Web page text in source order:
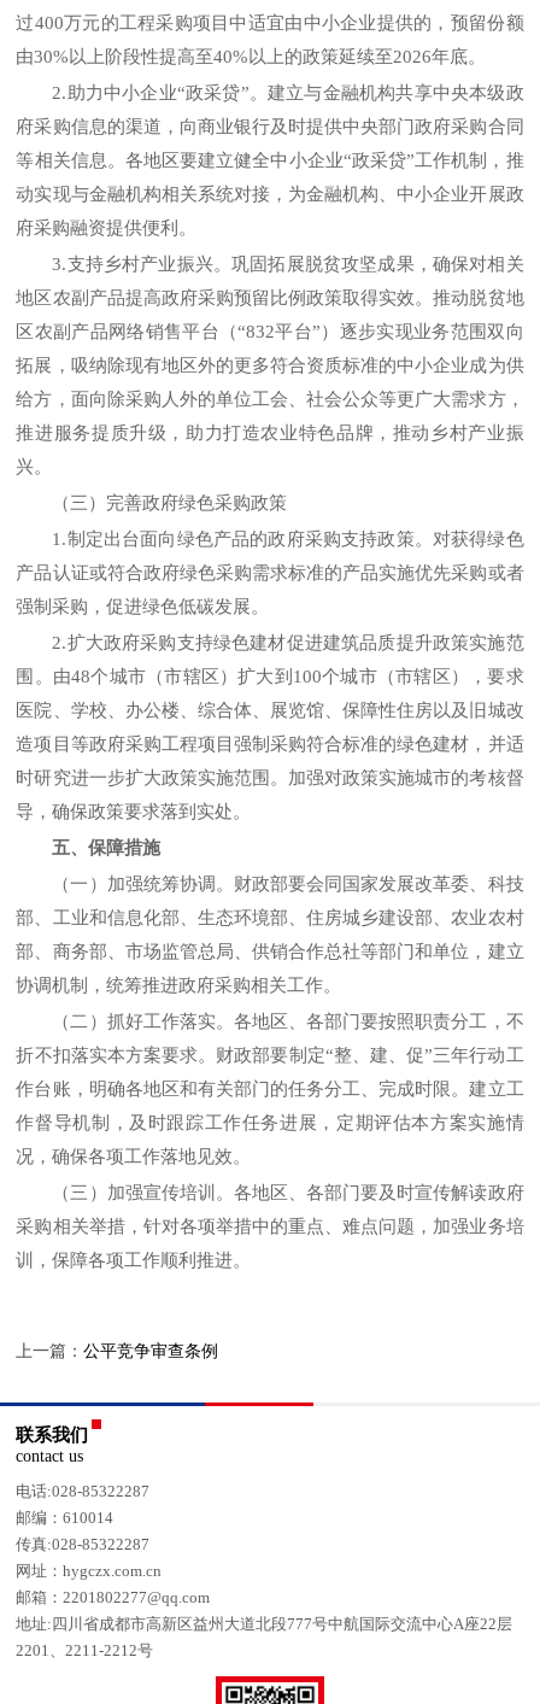
过400万元的工程采购项目中适宜由中小企业提供的，预留份额
由30%以上阶段性提高至40%以上的政策延续至2026年底。
2.助力中小企业“政采贷”。建立与金融机构共享中央本级政
府采购信息的渠道，向商业银行及时提供中央部门政府采购合同
等相关信息。各地区要建立健全中小企业“政采贷”工作机制，推
动实现与金融机构相关系统对接，为金融机构、中小企业开展政
府采购融资提供便利。
3.支持乡村产业振兴。巩固拓展脱贫攻坚成果，确保对相关
地区农副产品提高政府采购预留比例政策取得实效。推动脱贫地
区农副产品网络销售平台（“832平台”）逐步实现业务范围双向
拓展，吸纳除现有地区外的更多符合资质标准的中小企业成为供
给方，面向除采购人外的单位工会、社会公众等更广大需求方，
推进服务提质升级，助力打造农业特色品牌，推动乡村产业振
兴。
（三）完善政府绿色采购政策
1.制定出台面向绿色产品的政府采购支持政策。对获得绿色
产品认证或符合政府绿色采购需求标准的产品实施优先采购或者
强制采购，促进绿色低碳发展。
2.扩大政府采购支持绿色建材促进建筑品质提升政策实施范
围。由48个城市（市辖区）扩大到100个城市（市辖区），要求
医院、学校、办公楼、综合体、展览馆、保障性住房以及旧城改
造项目等政府采购工程项目强制采购符合标准的绿色建材，并适
时研究进一步扩大政策实施范围。加强对政策实施城市的考核督
导，确保政策要求落到实处。
五、保障措施
（一）加强统筹协调。 财政部要会同国家发展改革委、科技
部、工业和信息化部、生态环境部、住房城乡建设部、农业农村
部、商务部、市场监管总局、供销合作总社等部门和单位，建立
协调机制，统筹推进政府采购相关工作。
（二）抓好工作落实。 各地区、各部门要按照职责分工，不
折不扣落实本方案要求。财政部要制定“整、建、促”三年行动工
作台账，明确各地区和有关部门的任务分工、完成时限。建立工
作督导机制，及时跟踪工作任务进展，定期评估本方案实施情
况，确保各项工作落地见效。
（三）加强宣传培训。 各地区、各部门要及时宣传解读政府
采购相关举措，针对各项举措中的重点、难点问题，加强业务培
训，保障各项工作顺利推进。
上一篇：公平竞争审查条例
联系我们
contact us
电话:028-85322287
邮编：610014
传真:028-85322287
网址：hygczx.com.cn
邮箱：2201802277@qq.com
地址:四川省成都市高新区益州大道北段777号中航国际交流中心A座22层
2201、2211-2212号